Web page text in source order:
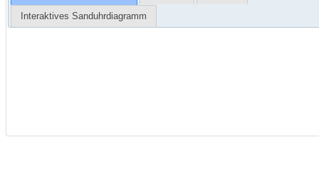
Interaktives Sanduhrdiagramm